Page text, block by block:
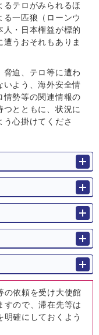
テロがみられるほ
一匹狼（ローンウ
人・日本権益が標的
うおそれもありま
脅迫、テロ等に遭わ
いよう、海外安全情
情勢等の関連情報の
つとともに、状況に
心掛けてくださ
の依頼を受け⼤使館
すので、滞在先等は
確にしておくよう